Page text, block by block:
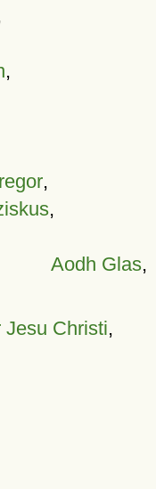
,
,
,
Aodh Glas,
Jesu Christi,